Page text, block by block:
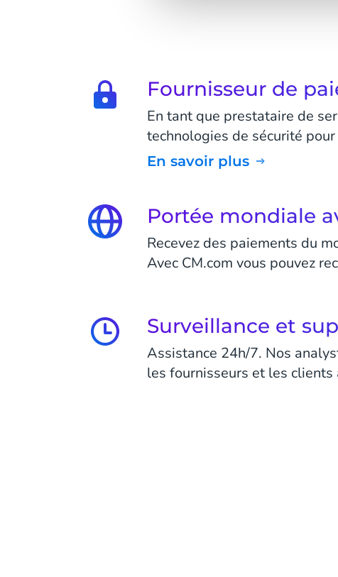
Fournisseur de
En tant que prestataire de
technologies de sécurité
En savoir plus
Portée mondiale
Recevez des paiements du
Avec CM.com vous pouvez
Surveillance et
Assistance 24h/7. Nos
les fournisseurs et les